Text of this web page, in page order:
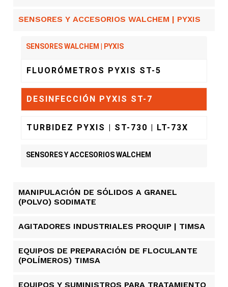
SENSORES Y ACCESORIOS WALCHEM | PYXIS
SENSORES WALCHEM | PYXIS
FLUORÓMETROS PYXIS ST-5
DESINFECCIÓN PYXIS ST-7
TURBIDEZ PYXIS | ST-730 | LT-73X
SENSORES Y ACCESORIOS WALCHEM
MANIPULACIÓN DE SÓLIDOS A GRANEL
(POLVO) SODIMATE
AGITADORES INDUSTRIALES PROQUIP | TIMSA
EQUIPOS DE PREPARACIÓN DE FLOCULANTE
(POLÍMEROS) TIMSA
EQUIPOS Y SUMINISTROS PARA TRATAMIENTO